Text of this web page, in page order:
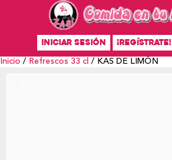
INICIAR SESIÓN ¡REGÍSTRATE!
Inicio / Refrescos 33 cl / KAS DE LIMÓN